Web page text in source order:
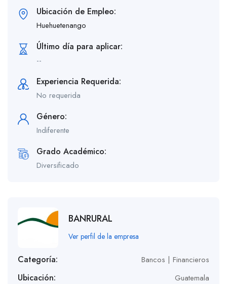
Ubicación de Empleo:
Huehuetenango
Último día para aplicar:
--
Experiencia Requerida:
No requerida
Género:
Indiferente
Grado Académico:
Diversificado
BANRURAL
Ver perfil de la empresa
Categoría: Bancos | Financieros
Ubicación: Guatemala